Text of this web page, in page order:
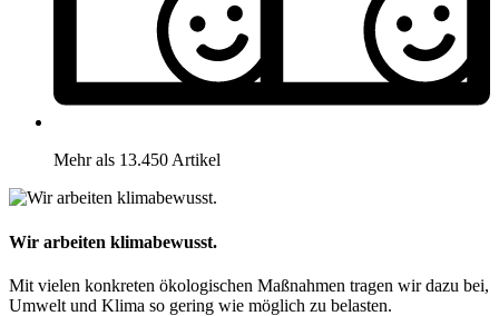
Mehr als 13.450 Artikel
Wir arbeiten klimabewusst.
Mit vielen konkreten ökologischen Maßnahmen tragen wir dazu bei,
Umwelt und Klima so gering wie möglich zu belasten.